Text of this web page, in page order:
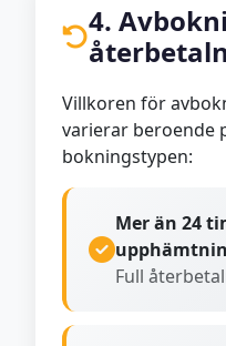
4.
Villkoren för
varierar beroende
bokningstypen:
Mer än 24
Full